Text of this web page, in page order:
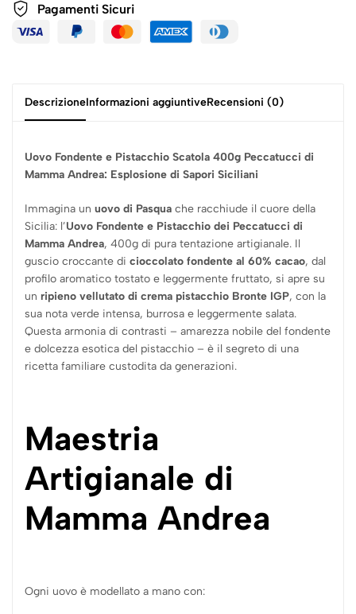
Pagamenti Sicuri
DescrizioneInformazioni aggiuntiveRecensioni (0)
Uovo Fondente e Pistacchio Scatola 400g Peccatucci di
Mamma Andrea: Esplosione di Sapori Siciliani
Immagina un uovo di Pasqua che racchiude il cuore della
Sicilia: l’Uovo Fondente e Pistacchio dei Peccatucci di
Mamma Andrea, 400g di pura tentazione artigianale. Il
guscio croccante di cioccolato fondente al 60% cacao, dal
profilo aromatico tostato e leggermente fruttato, si apre su
un ripieno vellutato di crema pistacchio Bronte IGP, con la
sua nota verde intensa, burrosa e leggermente salata.
Questa armonia di contrasti – amarezza nobile del fondente
e dolcezza esotica del pistacchio – è il segreto di una
ricetta familiare custodita da generazioni.
Maestria
Artigianale di
Mamma Andrea
Ogni uovo è modellato a mano con: